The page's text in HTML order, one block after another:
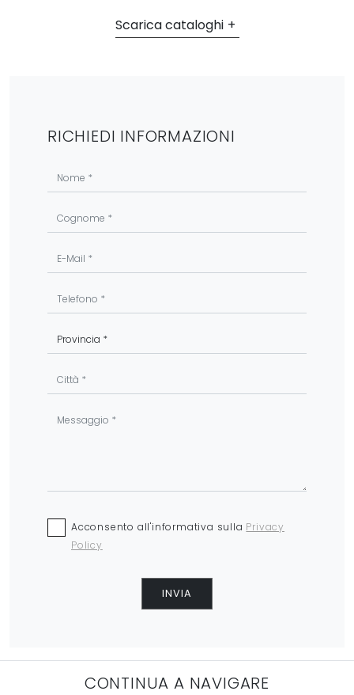
Scarica cataloghi
RICHIEDI INFORMAZIONI
Acconsento all'informativa sulla Privacy
Policy
INVIA
CONTINUA A NAVIGARE